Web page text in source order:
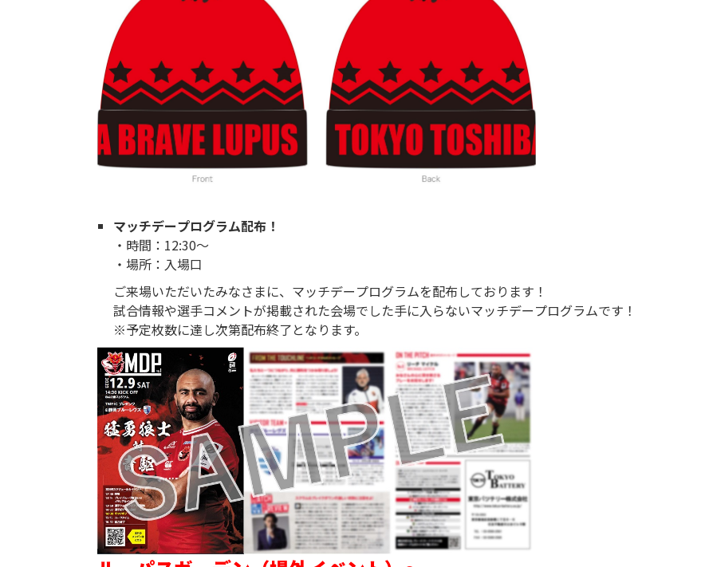
マッチデープログラム配布！
・時間：12:30～
・場所：入場口
ご来場いただいたみなさまに、マッチデープログラムを配布しております！
試合情報や選手コメントが掲載された会場でした手に入らないマッチデープログラムです！
※予定枚数に達し次第配布終了となります。